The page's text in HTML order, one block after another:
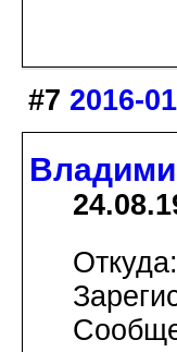
#7 2016-